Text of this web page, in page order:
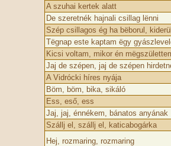
A szuhai kertek alatt
De szeretnék hajnali csillag lënni
Szép csillagos ég ha bëborul,
Tëgnap este kaptam ëgy
Kicsi voltam, mikor én
Jaj de szépen, jaj de szépen
A Vidrócki híres nyája
Böm, böm, bika, sikáló
Ess, eső, ess
Jaj, jaj, énnékem, bánatos anyának
Szállj el, szállj el, katicabogárka
Hej, rozmaring, rozmaring